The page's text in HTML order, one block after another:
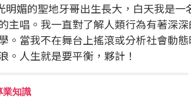
媚的聖地牙哥出生長大，白天我是一
主唱。我一直對了解人類行為有著深
。當我不在舞台上搖滾或分析社會動
。人生就是要平衡，夥計！
業知識